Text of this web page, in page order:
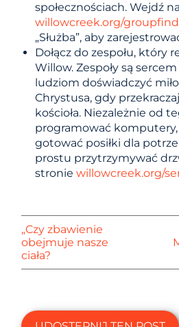
społecznościach. Wejdź
willowcreek.org/
„Służba”, aby
Dołącz do zespołu, który
Willow. Zespoły są
ludziom doświadczyć
Chrystusa, gdy
kościoła. Niezależnie od
programować komputery,
gotować posiłki dla
prostu przytrzymywać
stroniewillowcreek.org/
„Czy zbawienie
obejmuje nasze
ciała?